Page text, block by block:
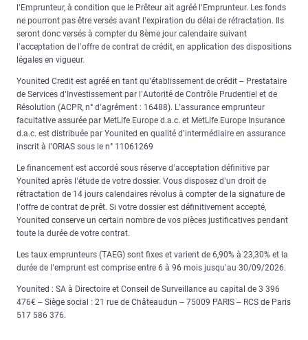
l’Emprunteur, à condition que le Prêteur ait agréé l’Emprunteur. Les fonds
ne pourront pas être versés avant l’expiration du délai de rétractation. Ils
seront donc versés à compter du 8ème jour calendaire suivant
l’acceptation de l’offre de contrat de crédit, en application des dispositions
légales en vigueur.
Younited Credit est agréé en tant qu’établissement de crédit – Prestataire
de Services d’Investissement par l’Autorité de Contrôle Prudentiel et de
Résolution (ACPR, n° d’agrément : 16488). L’assurance emprunteur
facultative assurée par MetLife Europe d.a.c. et MetLife Europe Insurance
d.a.c. est distribuée par Younited en qualité d’intermédiaire en assurance
inscrit à l’ORIAS sous le n° 11061269
Le financement est accordé sous réserve d’acceptation définitive par
Younited après l’étude de votre dossier. Vous disposez d’un droit de
rétractation de 14 jours calendaires révolus à compter de la signature de
l’offre de contrat de prêt. Si votre dossier est définitivement accepté,
Younited conserve un certain nombre de vos pièces justificatives pendant
toute la durée de votre contrat.
Les taux emprunteurs (TAEG) sont fixes et varient de 6,90% à 23,30% et la
durée de l’emprunt est comprise entre 6 à 96 mois jusqu’au 30/09/2026.
Younited : SA à Directoire et Conseil de Surveillance au capital de 3 396
476€ – Siège social : 21 rue de Châteaudun – 75009 PARIS – RCS de Paris
517 586 376.